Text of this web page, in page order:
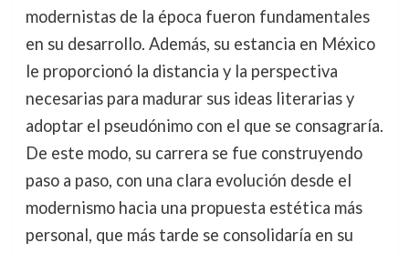
modernistas de la época fueron fundamentales
en su desarrollo. Además, su estancia en México
le proporcionó la distancia y la perspectiva
necesarias para madurar sus ideas literarias y
adoptar el pseudónimo con el que se consagraría.
De este modo, su carrera se fue construyendo
paso a paso, con una clara evolución desde el
modernismo hacia una propuesta estética más
personal, que más tarde se consolidaría en su